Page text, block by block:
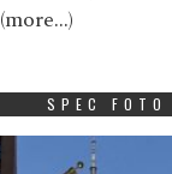
(more…)
SPEC FOTO